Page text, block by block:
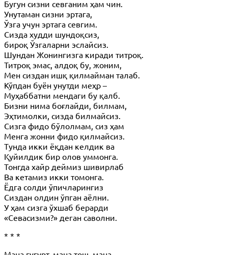
Бугун сизни севганим ҳам чин.
Унутаман сизни эртага,
Ўзга учун эртага севгим.
Сизда худди шундоқсиз,
бироқ Ўзгаларни эслайсиз.
Шундан Жонингизга киради титроқ.
Титроқ эмас, алдоқ бу, жоним,
Мен сиздан ишқ қилмайман талаб.
Кўпдан буён унутди меҳр –
Муҳаббатни мендаги бу қалб.
Бизни нима боғлайди, билмам,
Эҳтимолки, сизда билмайсиз.
Сизга фидо бўлолмам, сиз ҳам
Менга жонни фидо қилмайсиз.
Тунда икки ёқдан келдик ва
Қуйилдик бир олов уммонга.
Тонгда хайр деймиз шивирлаб
Ва кетамиз икки томонга.
Ёдга солди ўпичларингиз
Сиздан олдин ўпган аёлни.
У ҳам сизга ўхшаб берарди
«Севасизми?» деган саволни.
* * *